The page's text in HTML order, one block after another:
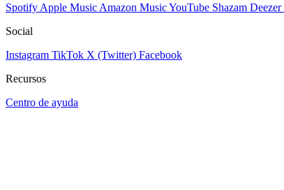
Spotify Apple Music Amazon MusicYouTube Shazam Deezer
Social
Instagram TikTok X (Twitter) Facebook
Recursos
Centro de ayuda